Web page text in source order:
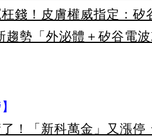
錢！皮膚權威指定：矽
勢「外泌體＋矽谷電
！「新科萬金」又漲停